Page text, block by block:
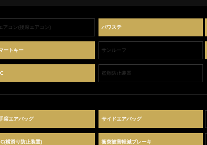
アコン(後席エアコン) パワステ
ートキー サンルーフ
盗難防止装置
席エアバッグ サイドエアバッグ
横滑り防止装置) 衝突被害軽減ブレーキ